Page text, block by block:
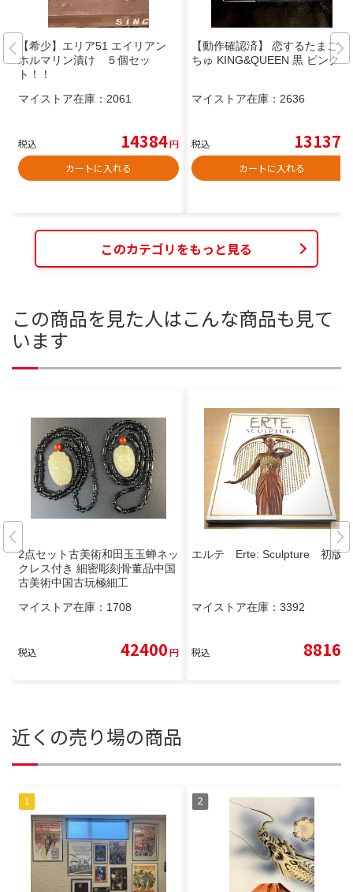
【希少】エリア51 エイリアン
ホルマリン漬け ５個セッ
ト！！
マイストア在庫： 2061
税込 14384円
カートに入れる
【動作確認済】 恋するたまごっ
ちゅ KING&QUEEN 黒 ピンク
マイストア在庫： 2636
税込 13137
カートに入れる
このカテゴリをもっと見る
この商品を見た人はこんな商品も見て
います
2点セット古美術和田玉玉蝉ネッ
クレス付き 細密彫刻骨董品中国
古美術中国古玩極細工
マイストア在庫： 1708
税込 42400円
エルテ Erte: Sculpture 初版
マイストア在庫： 3392
税込 8816
近くの売り場の商品